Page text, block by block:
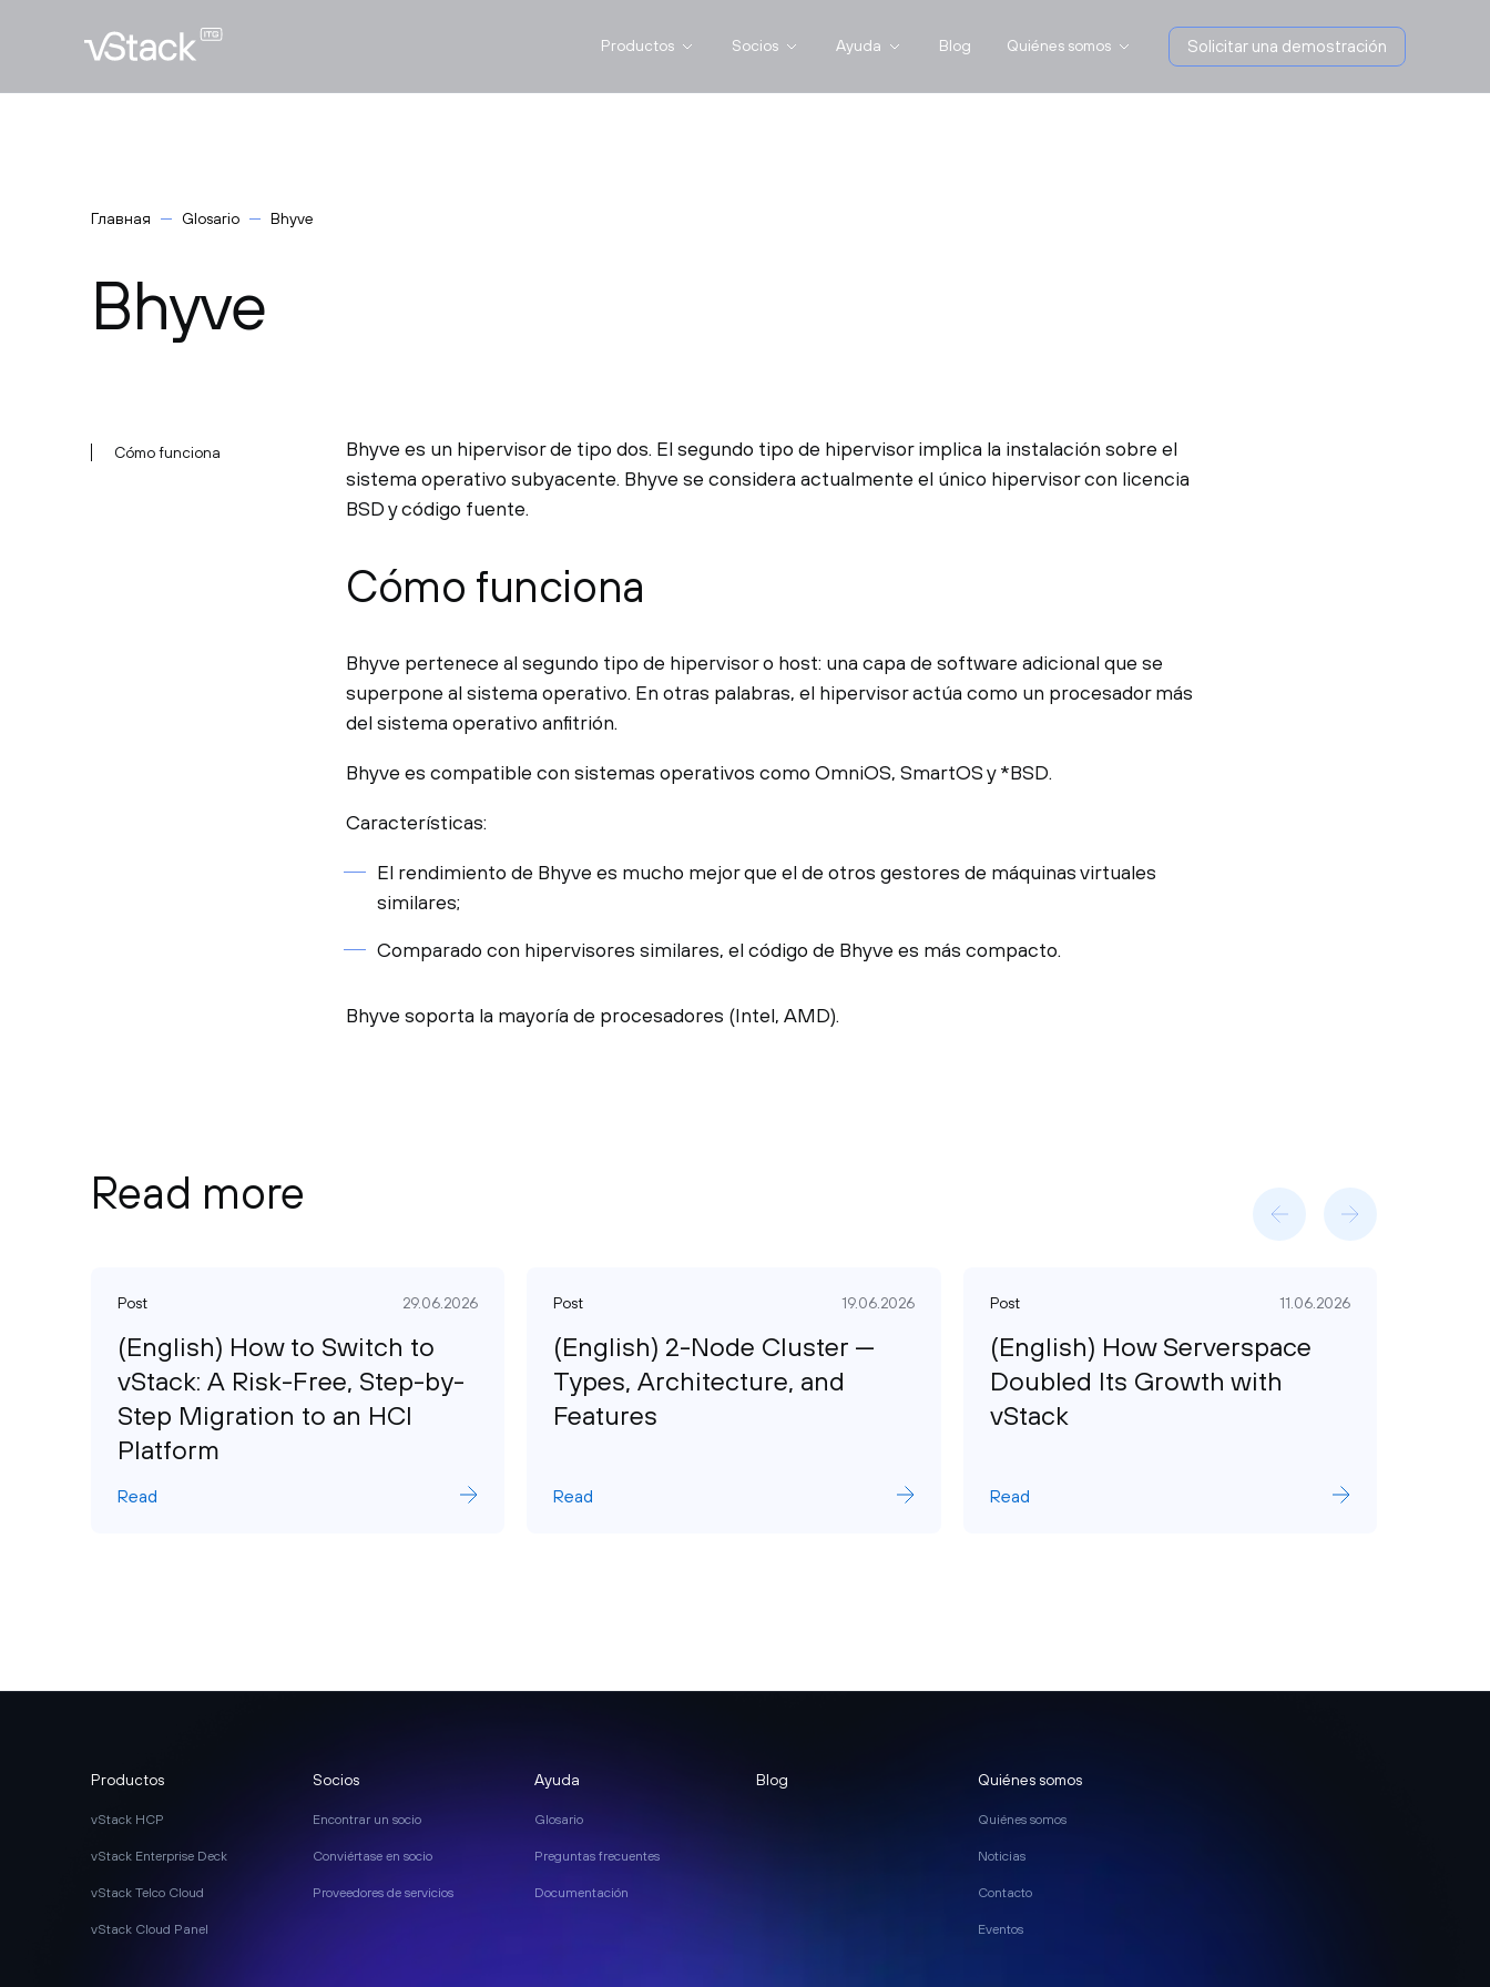
Productos Socios Ayuda Blog Quiénes somos Solicitar una demostración
Главная Glosario Bhyve
Bhyve
Cómo funciona
Bhyve es un hipervisor de tipo dos. El segundo tipo de hipervisor implica la instalación sobre el
sistema operativo subyacente. Bhyve se considera actualmente el único hipervisor con licencia
BSD y código fuente.
Cómo funciona
Bhyve pertenece al segundo tipo de hipervisor o host: una capa de software adicional que se
superpone al sistema operativo. En otras palabras, el hipervisor actúa como un procesador más
del sistema operativo anfitrión.
Bhyve es compatible con sistemas operativos como OmniOS, SmartOS y *BSD.
Características:
El rendimiento de Bhyve es mucho mejor que el de otros gestores de máquinas virtuales
similares;
Comparado con hipervisores similares, el código de Bhyve es más compacto.
Bhyve soporta la mayoría de procesadores (Intel, AMD).
Read more
Post 29.06.2026
(English) How to Switch to
vStack: A Risk-Free, Step-by-
Step Migration to an HCI
Platform
Read
Post 19.06.2026
(English) 2-Node Cluster —
Types, Architecture, and
Features
Read
Post 11.06.2026
(English) How Serverspace
Doubled Its Growth with
vStack
Read
Productos
vStack HCP
vStack Enterprise Deck
vStack Telco Cloud
vStack Cloud Panel
Socios
Encontrar un socio
Conviértase en socio
Proveedores de servicios
Ayuda
Glosario
Preguntas frecuentes
Documentación
Blog Quiénes somos
Quiénes somos
Noticias
Contacto
Eventos